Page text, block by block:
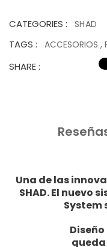
CATEGORIES : SHAD
TAGS : ACCESORIOS ,
SHARE :
Una de las
SHAD. El nuevo
System